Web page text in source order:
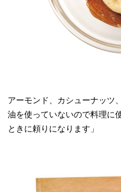
アーモンド、カシューナッツ
油を使っていないので料理に
ときに頼りになります」